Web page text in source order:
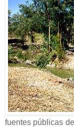
fuentes públicas